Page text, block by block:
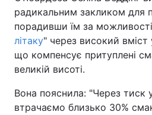
радикальним закликом для
порадивши їм за можливості
літаку" через високий вміст
що компенсує притуплені
великій висоті.
Вона пояснила: "Через тиск
втрачаємо близько 30%